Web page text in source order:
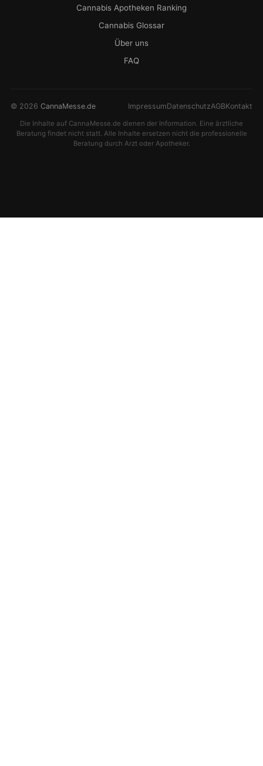
Cannabis Apotheken Ranking
Cannabis Glossar
Über uns
FAQ
© 2026 CannaMesse.de ImpressumDatenschutzAGBKontakt
Die Inhalte auf CannaMesse.de dienen der Information. Eine ärztliche
Beratung findet nicht statt. Alle Inhalte ersetzen nicht die professionelle
Beratung durch Arzt oder Apotheker.